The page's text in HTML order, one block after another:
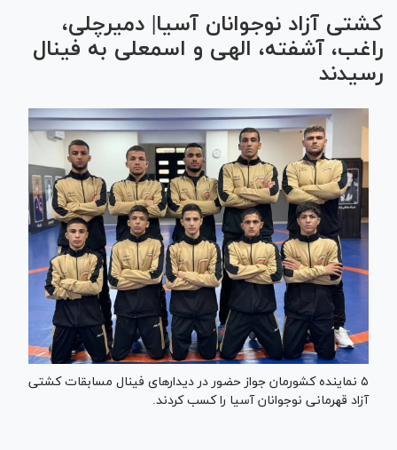
کشتی آزاد نوجوانان آسیا| دمیرچلی،
راغب، آشفته، الهی و اسمعلی به فینال
رسیدند
۵ نماینده کشورمان جواز حضور در دیدار‌های فینال مسابقات کشتی
آزاد قهرمانی نوجوانان آسیا را کسب کردند.